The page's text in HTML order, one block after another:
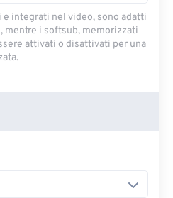
integrati nel video, sono adatti
i softsub, memorizzati
attivati ​​o disattivati ​​per una